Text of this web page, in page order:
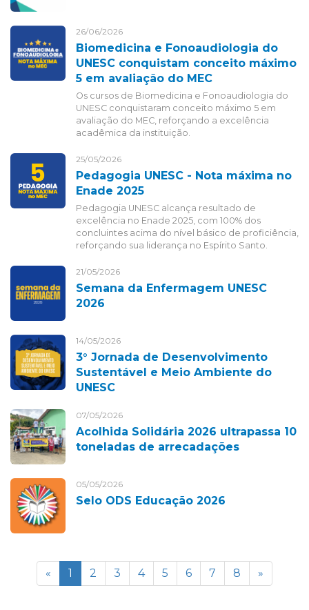
26/06/2026
Biomedicina e Fonoaudiologia do
UNESC conquistam conceito máximo
5 em avaliação do MEC
Os cursos de Biomedicina e Fonoaudiologia do
UNESC conquistaram conceito máximo 5 em
avaliação do MEC, reforçando a excelência
acadêmica da instituição.
25/05/2026
Pedagogia UNESC - Nota máxima no
Enade 2025
Pedagogia UNESC alcança resultado de
excelência no Enade 2025, com 100% dos
concluintes acima do nível básico de proficiência,
reforçando sua liderança no Espírito Santo.
21/05/2026
Semana da Enfermagem UNESC
2026
14/05/2026
3° Jornada de Desenvolvimento
Sustentável e Meio Ambiente do
UNESC
07/05/2026
Acolhida Solidária 2026 ultrapassa 10
toneladas de arrecadações
05/05/2026
Selo ODS Educação 2026
« 1 2 3 4 5 6 7 8 »